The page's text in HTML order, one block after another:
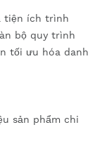
tiện ích trình
bộ quy trình
tối ưu hóa danh
sản phẩm chi